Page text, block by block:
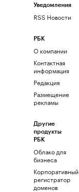
Уведомления
RSS Новости
РБК
О компании
Контактная
информация
Редакция
Размещение
рекламы
Другие
продукты
РБК
Облако для
бизнеса
Корпоративный
регистратор
доменов